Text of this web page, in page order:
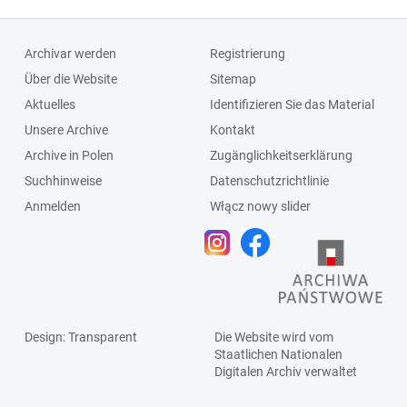
Archivar werden
Über die Website
Aktuelles
Unsere Archive
Archive in Polen
Suchhinweise
Anmelden
Registrierung
Sitemap
Identifizieren Sie das Material
Kontakt
Zugänglichkeitserklärung
Datenschutzrichtlinie
Włącz nowy slider
Design: Transparent
Die Website wird vom
Staatlichen Nationalen
Digitalen Archivverwaltet